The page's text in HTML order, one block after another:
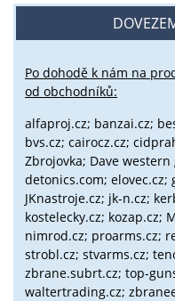
Po dohodě k nám na
od obchodníků:
alfaproj.cz; banzai.cz;
bvs.cz; cairocz.cz;
Zbrojovka; Dave
detonics.com; elovec.cz;
JKnastroje.cz; jk-n.cz;
kostelecky.cz; kozap.cz;
nimrod.cz; proarms.cz;
strobl.cz; stvarms.cz;
zbrane.subrt.cz; top-
waltertrading.cz;